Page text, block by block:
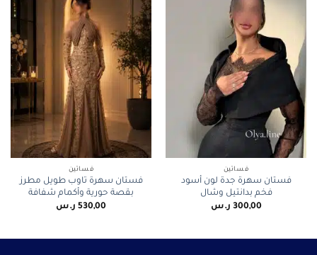
فساتين
فستان سهرة جدة لون أسود
فخم بدانتيل وشال
300,00 ر.س
فساتين
فستان سهرة تاوب طويل مطرز
بقصة حورية وأكمام شفافة
530,00 ر.س